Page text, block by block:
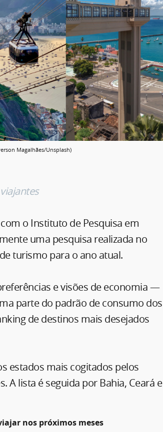
Magalhães/Unsplash)
o Instituto de Pesquisa em
uma pesquisa realizada no
turismo para o ano atual.
e visões de economia —
parte do padrão de consumo dos
de destinos mais desejados
estados mais cogitados pelos
A lista é seguida por Bahia, Ceará e
nos próximos meses